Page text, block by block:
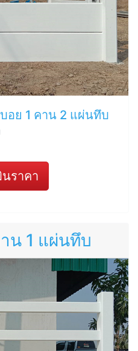
อย 1 คาน 2 แผ่นทึบ
ราคา
น 1 แผ่นทึบ